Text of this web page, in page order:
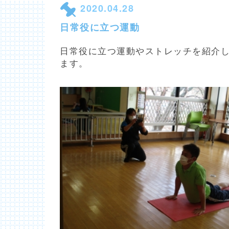
2020.04.28
日常役に立つ運動
日常役に立つ運動やストレッチを紹介
ます。